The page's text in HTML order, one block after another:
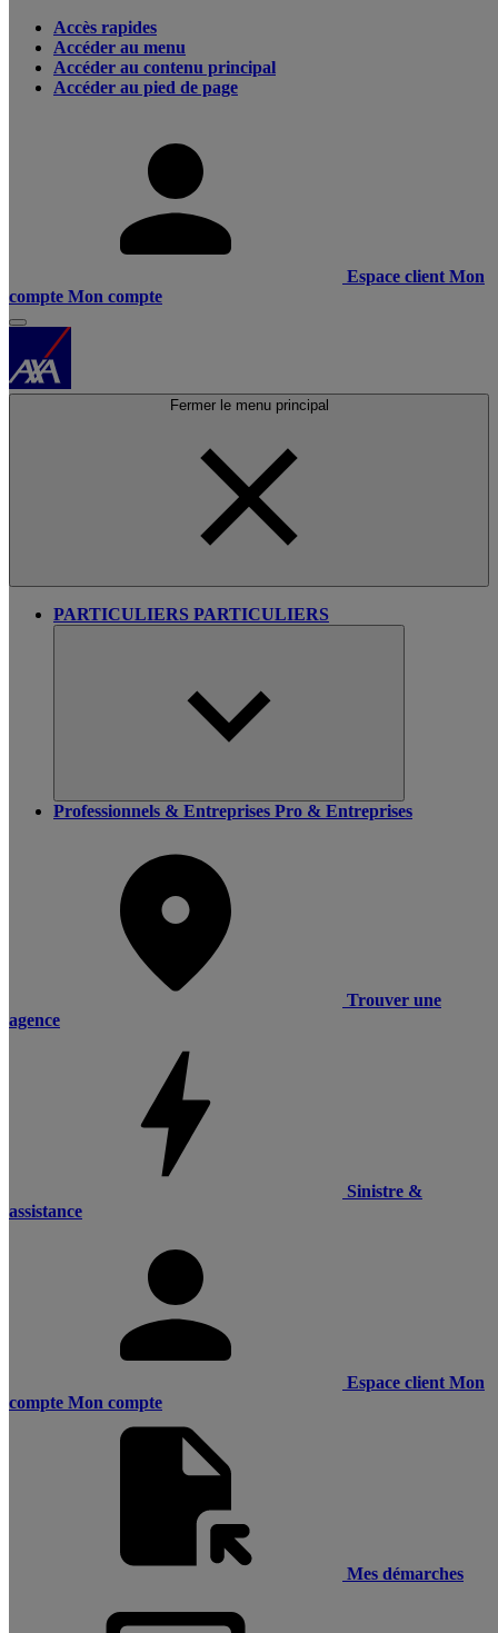
Accès rapides
Accéder au menu
Accéder au contenu principal
Accéder au pied de page
Espace client Mon
compte Mon compte
Fermer le menu principal
PARTICULIERS PARTICULIERS
Professionnels & Entreprises Pro & Entreprises
Trouver une
agence
Sinistre &
assistance
Espace client Mon
compte Mon compte
Mes démarches